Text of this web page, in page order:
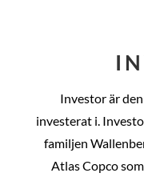
Investor är
investerat i.
familjen
Atlas Copco